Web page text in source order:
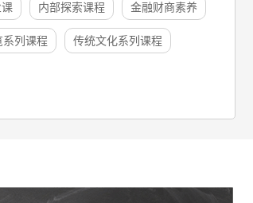
内部探索课程 金融财商素养
系列课程 传统文化系列课程